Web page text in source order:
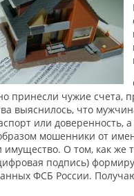
принесли чужие счета,
выяснилось, что
или доверенность,
мошенники от
О том, как же
подпись)
ФСБ России.